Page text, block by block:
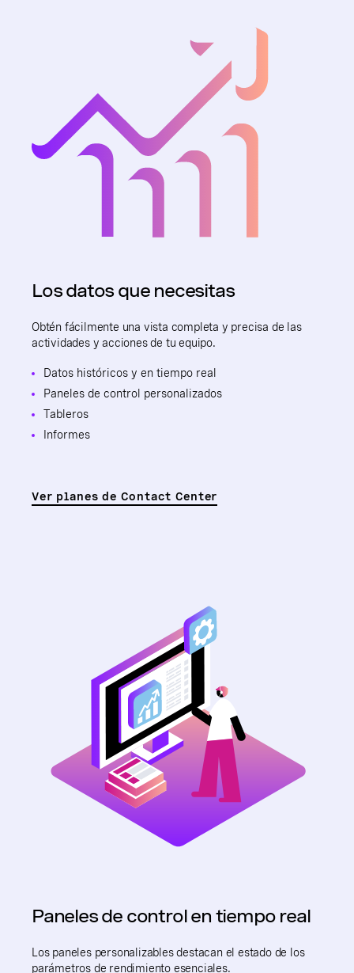
Los datos que necesitas
Obtén fácilmente una vista completa y precisa de las
actividades y acciones de tu equipo.
Datos históricos y en tiempo real
Paneles de control personalizados
Tableros
Informes
Ver planes de Contact Center
Paneles de control en tiempo real
Los paneles personalizables destacan el estado de los
parámetros de rendimiento esenciales.